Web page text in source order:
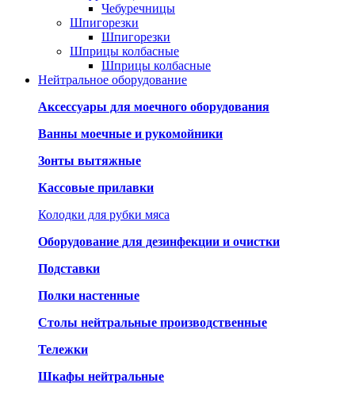
Чебуречницы
Шпигорезки
Шпигорезки
Шприцы колбасные
Шприцы колбасные
Нейтральное оборудование
Аксессуары для моечного оборудования
Ванны моечные и рукомойники
Зонты вытяжные
Кассовые прилавки
Колодки для рубки мяса
Оборудование для дезинфекции и очистки
Подставки
Полки настенные
Столы нейтральные производственные
Тележки
Шкафы нейтральные